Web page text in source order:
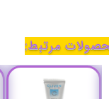
مرتبط: